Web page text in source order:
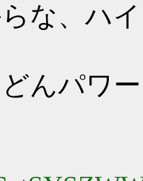
な、ハ
んパワ